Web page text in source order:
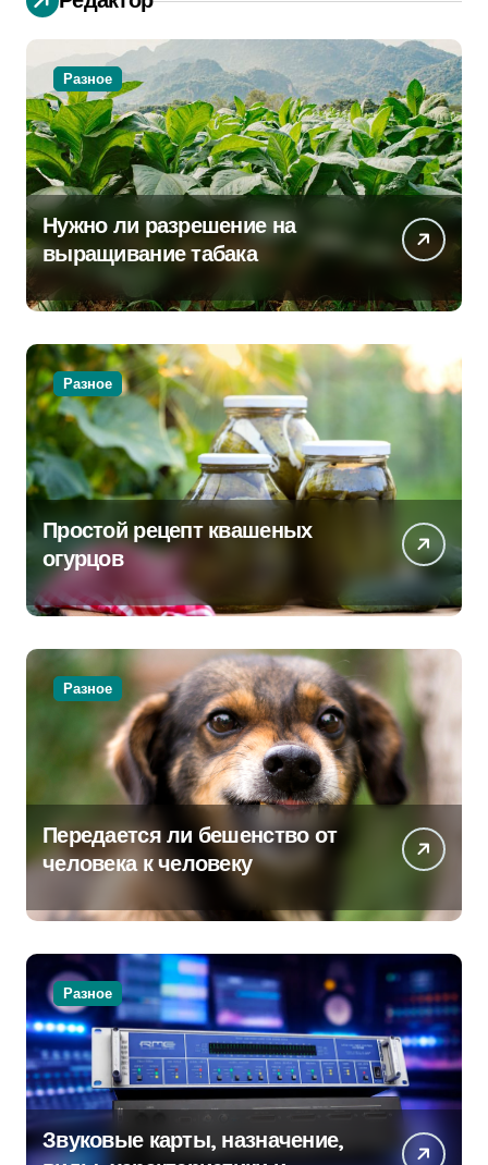
Разное
Нужно ли разрешение на
выращивание табака
Разное
Простой рецепт квашеных
огурцов
Разное
Передается ли бешенство от
человека к человеку
Разное
Звуковые карты, назначение,